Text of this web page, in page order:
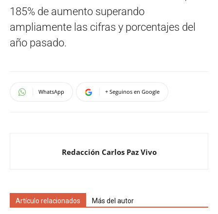
185% de aumento superando
ampliamente las cifras y porcentajes del
año pasado.
WhatsApp + Seguinos en Google
Redacción Carlos Paz Vivo
Artículo relacionados Más del autor